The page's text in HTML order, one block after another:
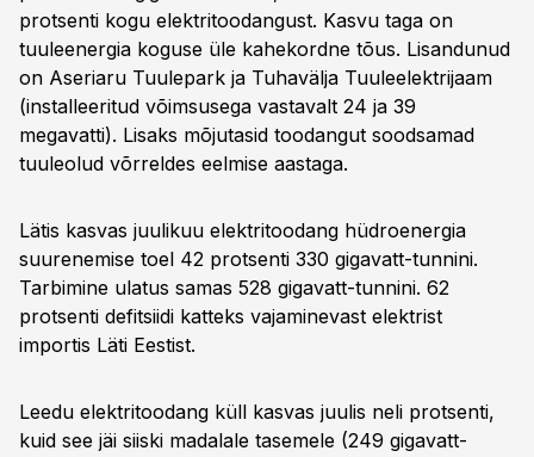
protsenti kogu elektritoodangust. Kasvu taga on
tuuleenergia koguse üle kahekordne tõus. Lisandunud
on Aseriaru Tuulepark ja Tuhavälja Tuuleelektrijaam
(installeeritud võimsusega vastavalt 24 ja 39
megavatti). Lisaks mõjutasid toodangut soodsamad
tuuleolud võrreldes eelmise aastaga.
Lätis kasvas juulikuu elektritoodang hüdroenergia
suurenemise toel 42 protsenti 330 gigavatt-tunnini.
Tarbimine ulatus samas 528 gigavatt-tunnini. 62
protsenti defitsiidi katteks vajaminevast elektrist
importis Läti Eestist.
Leedu elektritoodang küll kasvas juulis neli protsenti,
kuid see jäi siiski madalale tasemele (249 gigavatt-